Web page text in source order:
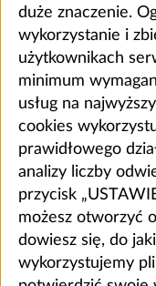
duże znaczenie.
wykorzystanie i
użytkownikach
minimum
usług na
cookies
prawidłowego
analizy liczby
przycisk
możesz otworzyć
dowiesz się, do
wykorzystujemy